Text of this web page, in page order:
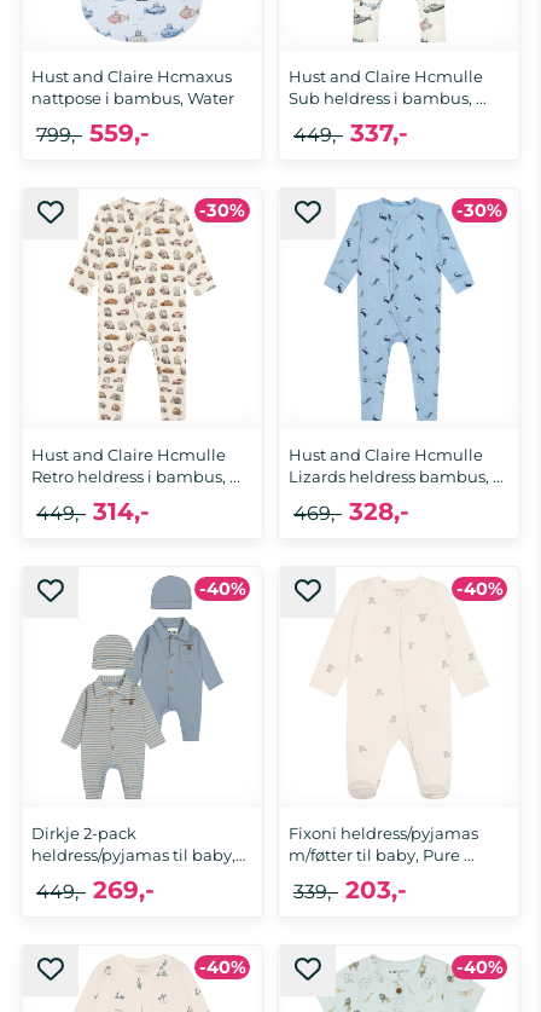
Hust and Claire Hcmaxus
nattpose i bambus, Water
70, 90
559,-
799,-
Hust and Claire Hcmulle
Sub heldress i bambus, ...
68, 74, 80, 86, 92
337,-
449,-
-30%
Hust and Claire Hcmulle
Retro heldress i bambus, ...
62, 68, 74, 80, 92, 98
314,-
449,-
-30%
Hust and Claire Hcmulle
Lizards heldress bambus, ...
56, 62, 68, 74, 80, 86, 92, 98
328,-
469,-
-40%
Dirkje 2-pack
heldress/pyjamas til baby,
68, 74, 80, 86
269,-
449,-
-40%
Fixoni heldress/pyjamas
m/føtter til baby, Pure ...
68, 80, 86, 92
203,-
339,-
-40% -40%